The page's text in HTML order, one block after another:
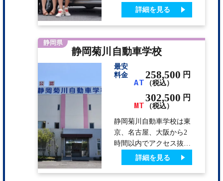
の立地条件です。 関
東・関西の両方からアク
セスが良く、広い教習コ
ースで気持ちよく教習を
受けることができます。
【教習生に人気のグル
メ】 ・炭焼きレストラ
ンさわやか
詳細を見る
静岡県
静岡菊川自動車学校
最安
料金
AT
258,500 円
（税込）
MT
302,500 円
（税込）
静岡菊川自動車学校は東
京、名古屋、大阪から2
時間以内でアクセス抜群
の立地の合宿教習所で
す。また、ホテルルート
インは教習所から歩いて
詳細を見る